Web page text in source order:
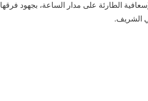
الطارئة على مدار الساعة، بجهود فرقها
الشريف.